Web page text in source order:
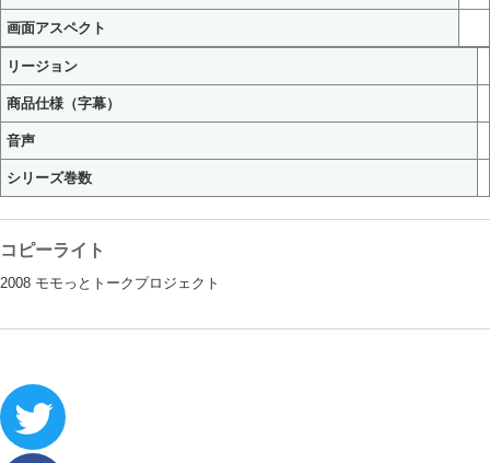
画面アスペクト
リージョン
商品仕様（字幕）
音声
シリーズ巻数
コピーライト
2008 モモっとトークプロジェクト